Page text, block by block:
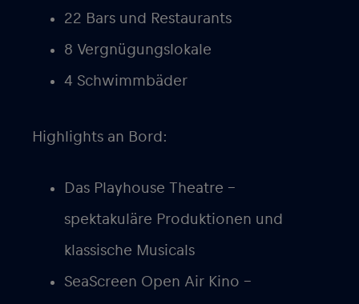
22 Bars und Restaurants
8 Vergnügungslokale
4 Schwimmbäder
Highlights an Bord:
Das Playhouse Theatre –
spektakuläre Produktionen und
klassische Musicals
SeaScreen Open Air Kino –